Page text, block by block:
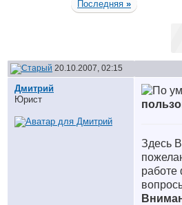
Последняя »
20.10.2007, 02:15
Дмитрий
Юрист
Здесь
работе